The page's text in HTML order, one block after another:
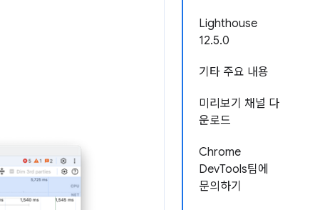
Lighthouse
12.5.0
기타 주요 내용
미리보기 채널 다
운로드
Chrome
DevTools팀에
문의하기